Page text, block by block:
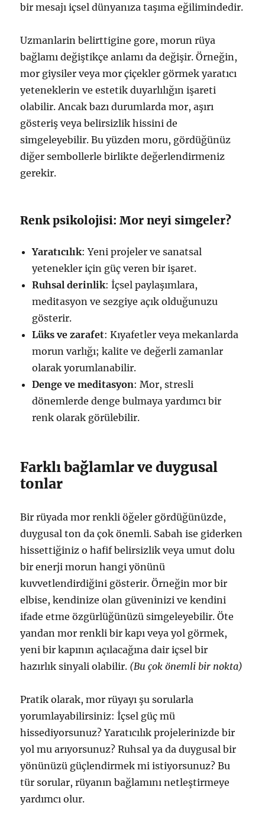
bir mesajı içsel dünyanıza taşıma eğilimindedir.
Uzmanlarin belirttigine gore, morun rüya
bağlamı değiştikçe anlamı da değişir. Örneğin,
mor giysiler veya mor çiçekler görmek yaratıcı
yeteneklerin ve estetik duyarlılığın işareti
olabilir. Ancak bazı durumlarda mor, aşırı
gösteriş veya belirsizlik hissini de
simgeleyebilir. Bu yüzden moru, gördüğünüz
diğer sembollerle birlikte değerlendirmeniz
gerekir.
Renk psikolojisi: Mor neyi simgeler?
Yaratıcılık: Yeni projeler ve sanatsal
yetenekler için güç veren bir işaret.
Ruhsal derinlik: İçsel paylaşımlara,
meditasyon ve sezgiye açık olduğunuzu
gösterir.
Lüks ve zarafet: Kıyafetler veya mekanlarda
morun varlığı; kalite ve değerli zamanlar
olarak yorumlanabilir.
Denge ve meditasyon: Mor, stresli
dönemlerde denge bulmaya yardımcı bir
renk olarak görülebilir.
Farklı bağlamlar ve duygusal
tonlar
Bir rüyada mor renkli öğeler gördüğünüzde,
duygusal ton da çok önemli. Sabah ise giderken
hissettiğiniz o hafif belirsizlik veya umut dolu
bir enerji morun hangi yönünü
kuvvetlendirdiğini gösterir. Örneğin mor bir
elbise, kendinize olan güveninizi ve kendini
ifade etme özgürlüğünüzü simgeleyebilir. Öte
yandan mor renkli bir kapı veya yol görmek,
yeni bir kapının açılacağına dair içsel bir
hazırlık sinyali olabilir. (Bu çok önemli bir nokta)
Pratik olarak, mor rüyayı şu sorularla
yorumlayabilirsiniz: İçsel güç mü
hissediyorsunuz? Yaratıcılık projelerinizde bir
yol mu arıyorsunuz? Ruhsal ya da duygusal bir
yönünüzü güçlendirmek mi istiyorsunuz? Bu
tür sorular, rüyanın bağlamını netleştirmeye
yardımcı olur.